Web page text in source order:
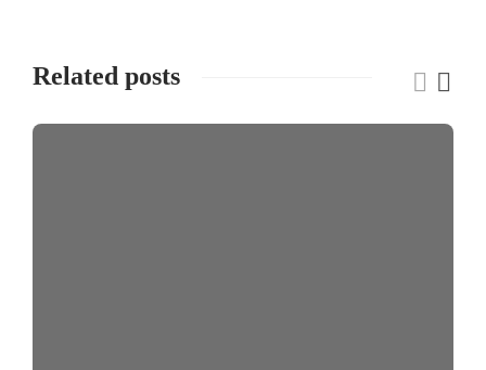
Related posts